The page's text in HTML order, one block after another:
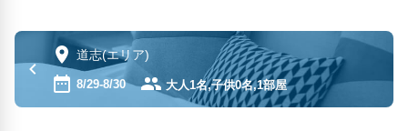
道志(エリア)
8/29-8/30 大人1名,子供0名,1部屋